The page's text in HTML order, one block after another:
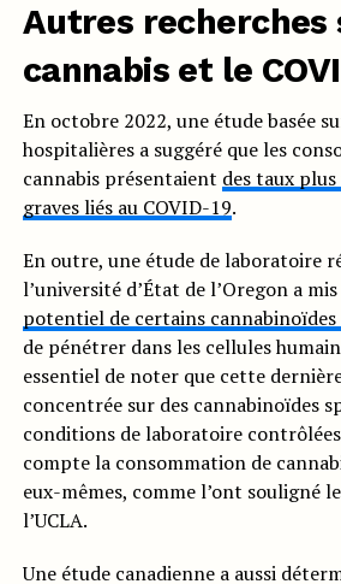
Autres recherches
cannabis et le
En octobre 2022, une étude basée
hospitalières a suggéré que les
cannabis présentaient des taux
graves liés au COVID-19.
En outre, une étude de laboratoire
l’université d’État de l’Oregon a
potentiel de certains cannabinoïdes
de pénétrer dans les cellules
essentiel de noter que cette
concentrée sur des cannabinoïdes
conditions de laboratoire
compte la consommation de
eux-mêmes, comme l’ont souligné
l’UCLA.
Une étude canadienne a aussi